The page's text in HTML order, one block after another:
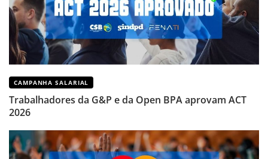
CAMPANHA SALARIAL
Trabalhadores da G&P e da Open BPA aprovam ACT
2026